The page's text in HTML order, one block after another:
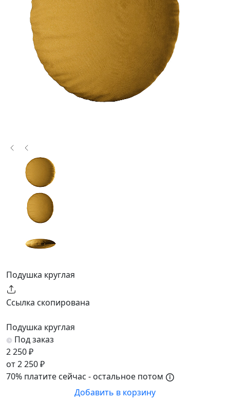
Подушка круглая
Ссылка скопирована
Подушка круглая
Под заказ
2 250 ₽
от 2 250 ₽
70% платите сейчас - остальное потом
Добавить в корзину